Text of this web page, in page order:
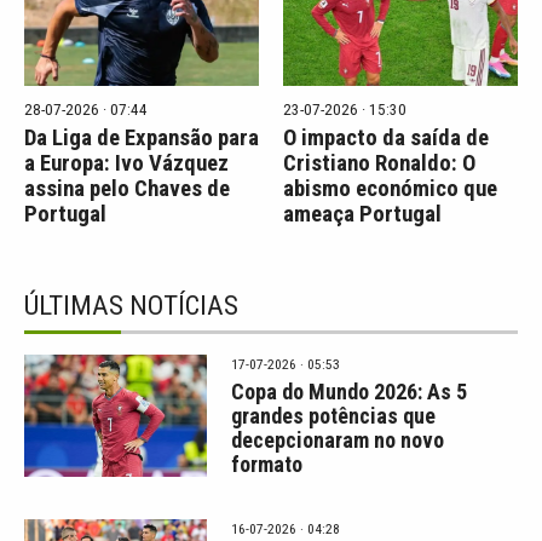
28-07-2026 · 07:44
Da Liga de Expansão para
a Europa: Ivo Vázquez
assina pelo Chaves de
Portugal
23-07-2026 · 15:30
O impacto da saída de
Cristiano Ronaldo: O
abismo económico que
ameaça Portugal
ÚLTIMAS NOTÍCIAS
17-07-2026 · 05:53
Copa do Mundo 2026: As 5
grandes potências que
decepcionaram no novo
formato
16-07-2026 · 04:28